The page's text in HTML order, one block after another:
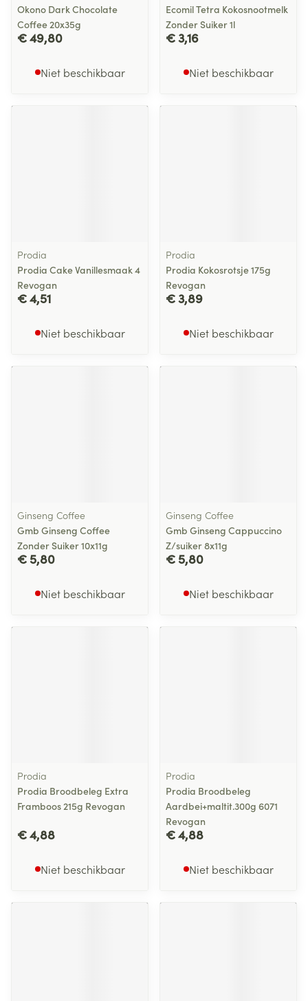
Okono Dark Chocolate
Coffee 20x35g
€ 49,80
Niet beschikbaar
Ecomil Tetra Kokosnootmelk
Zonder Suiker 1l
€ 3,16
Niet beschikbaar
Prodia
Prodia Cake Vanillesmaak 4
Revogan
€ 4,51
Niet beschikbaar
Prodia
Prodia Kokosrotsje 175g
Revogan
€ 3,89
Niet beschikbaar
Ginseng Coffee
Gmb Ginseng Coffee
Zonder Suiker 10x11g
€ 5,80
Niet beschikbaar
Ginseng Coffee
Gmb Ginseng Cappuccino
Z/suiker 8x11g
€ 5,80
Niet beschikbaar
Prodia
Prodia Broodbeleg Extra
Framboos 215g Revogan
€ 4,88
Niet beschikbaar
Prodia
Prodia Broodbeleg
Aardbei+maltit.300g 6071
Revogan
€ 4,88
Niet beschikbaar